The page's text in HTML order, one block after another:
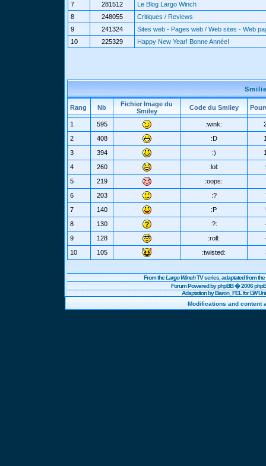
7
281512
Le Blog Largo Winch
8
248055
Critiques / Reviews
9
241324
Sites web - Pages web / Web sites - Web
10
225329 Happy New Year! Bonne Année!
Rang Nb
Fichier Image du
Smiley
Code du Smiley
1 595 :wink:
2
408 :D
3
394 :)
4
260 :lol:
5
219 :oops:
6
203 :?
7
140 :P
8
130 :?:
9
128 :roll:
10
105 :twisted:
From theLargo WinchTV series, adaptated from
Forum Powered byphpBB� 2006
Adaptation by Baron_FEL for LW
Modifications and content